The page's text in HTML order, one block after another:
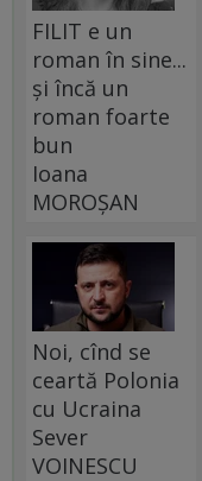
FILIT e un
roman în sine...
și încă un
roman foarte
bun
Ioana
MOROȘAN
Noi, cînd se
ceartă Polonia
cu Ucraina
Sever
VOINESCU